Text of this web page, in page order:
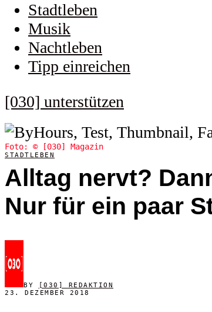
Stadtleben
Musik
Nachtleben
Tipp einreichen
[030] unterstützen
Foto: © [030] Magazin
STADTLEBEN
Alltag nervt?
Nur für ein paar
BY
[030] REDAKTION
23. DEZEMBER 2018